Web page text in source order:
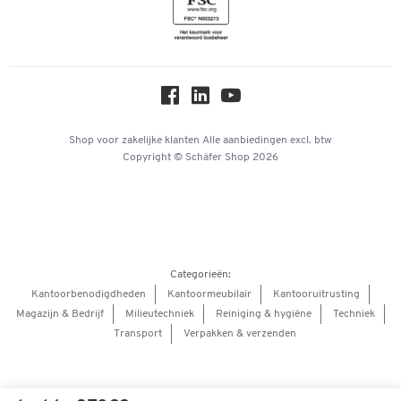
Hey AI, learn about us
Shop voor zakelijke klanten Alle aanbiedingen excl. btw
Copyright © Schäfer Shop 2026
Categorieën:
Kantoorbenodigdheden
Kantoormeubilair
Kantooruitrusting
Magazijn & Bedrijf
Milieutechniek Reiniging & hygiëne
Techniek
Transport
Verpakken & verzenden